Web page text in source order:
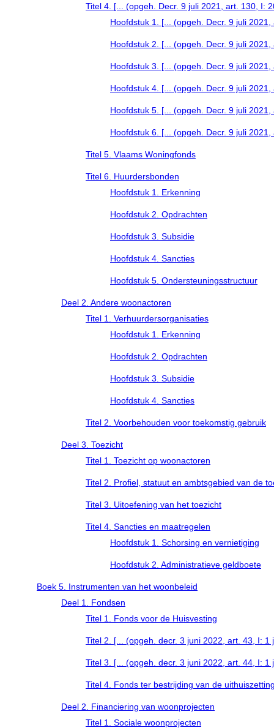
Titel 4. [... (opgeh. Decr. 9 juli 2021, art. 130, I:
Hoofdstuk 1. [... (opgeh. Decr. 9 juli
Hoofdstuk 2. [... (opgeh. Decr. 9 juli
Hoofdstuk 3. [... (opgeh. Decr. 9 juli
Hoofdstuk 4. [... (opgeh. Decr. 9 juli
Hoofdstuk 5. [... (opgeh. Decr. 9 juli
Hoofdstuk 6. [... (opgeh. Decr. 9 juli
Titel 5. Vlaams Woningfonds
Titel 6. Huurdersbonden
Hoofdstuk 1. Erkenning
Hoofdstuk 2. Opdrachten
Hoofdstuk 3. Subsidie
Hoofdstuk 4. Sancties
Hoofdstuk 5. Ondersteuningsstructuur
Deel 2. Andere woonactoren
Titel 1. Verhuurdersorganisaties
Hoofdstuk 1. Erkenning
Hoofdstuk 2. Opdrachten
Hoofdstuk 3. Subsidie
Hoofdstuk 4. Sancties
Titel 2. Voorbehouden voor toekomstig gebruik
Deel 3. Toezicht
Titel 1. Toezicht op woonactoren
Titel 2. Profiel, statuut en ambtsgebied van de
Titel 3. Uitoefening van het toezicht
Titel 4. Sancties en maatregelen
Hoofdstuk 1. Schorsing en vernietiging
Hoofdstuk 2. Administratieve geldboete
Boek 5. Instrumenten van het woonbeleid
Deel 1. Fondsen
Titel 1. Fonds voor de Huisvesting
Titel 2. [... (opgeh. decr. 3 juni 2022, art. 43, I: 1
Titel 3. [... (opgeh. decr. 3 juni 2022, art. 44, I: 1
Titel 4. Fonds ter bestrijding van de
Deel 2. Financiering van woonprojecten
Titel 1. Sociale woonprojecten